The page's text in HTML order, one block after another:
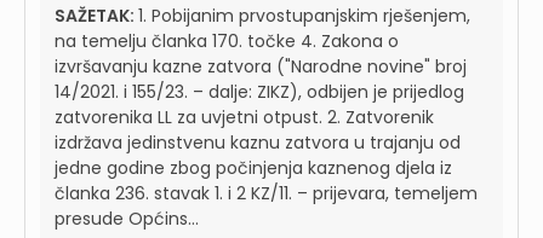
SAŽETAK: 1. Pobijanim prvostupanjskim rješenjem,
na temelju članka 170. točke 4. Zakona o
izvršavanju kazne zatvora ("Narodne novine" broj
14/2021. i 155/23. – dalje: ZIKZ), odbijen je prijedlog
zatvorenika LL za uvjetni otpust. 2. Zatvorenik
izdržava jedinstvenu kaznu zatvora u trajanju od
jedne godine zbog počinjenja kaznenog djela iz
članka 236. stavak 1. i 2 KZ/11. – prijevara, temeljem
presude Općins...